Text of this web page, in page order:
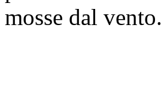
mosse dal vento.